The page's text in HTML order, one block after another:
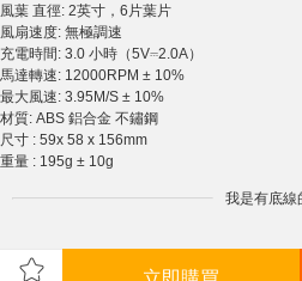
風葉 直徑: 2英寸，6片葉片
風扇速度: 無極調速
充電時間: 3.0 小時（5V⎓2.0A）
馬達轉速: 12000RPM ± 10%
最大風速: 3.95M/S ± 10%
材質: ABS 鋁合金 不鏽鋼
尺寸 : 59x 58 x 156mm
重量 : 195g ± 10g
我是有底線